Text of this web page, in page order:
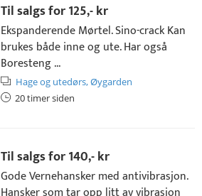
Til salgs for125,- kr
Ekspanderende Mørtel. Sino-crack Kan
brukes både inne og ute. Har også
Boresteng ...
Hage og utedørs,Øygarden
20 timer siden
Til salgs for140,- kr
Gode Vernehansker med antivibrasjon.